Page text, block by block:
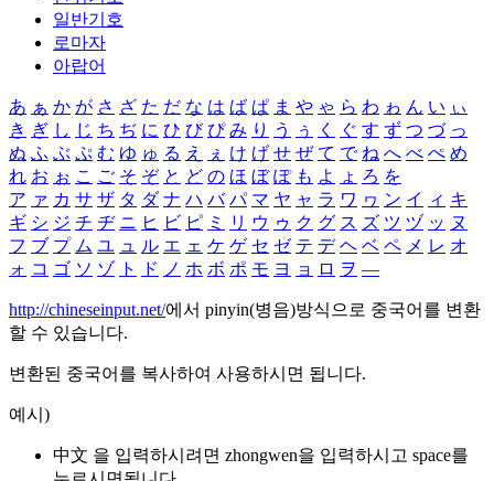
일반기호
로마자
아랍어
あ ぁ か が さ ざ た だ な は ば ぱ ま や ゃ ら わ ゎ ん い ぃ
き ぎ し じ ち ぢ に ひ び ぴ み り う ぅ く ぐ す ず つ づ っ
ぬ ふ ぶ ぷ む ゆ ゅ る え ぇ け げ せ ぜ て で ね へ べ ぺ め
れ お ぉ こ ご そ ぞ と ど の ほ ぼ ぽ も よ ょ ろ を
ア ァ カ サ ザ タ ダ ナ ハ バ パ マ ヤ ャ ラ ワ ヮ ン イ ィ キ
ギ シ ジ チ ヂ ニ ヒ ビ ピ ミ リ ウ ゥ ク グ ス ズ ツ ヅ ッ ヌ
フ ブ プ ム ユ ュ ル エ ェ ケ ゲ セ ゼ テ デ ヘ ベ ペ メ レ オ
ォ コ ゴ ソ ゾ ト ド ノ ホ ボ ポ モ ヨ ョ ロ ヲ ―
http://chineseinput.net/에서 pinyin(병음)방식으로 중국어를 변환
할 수 있습니다.
변환된 중국어를 복사하여 사용하시면 됩니다.
예시)
中文 을 입력하시려면 zhongwen을 입력하시고 space를